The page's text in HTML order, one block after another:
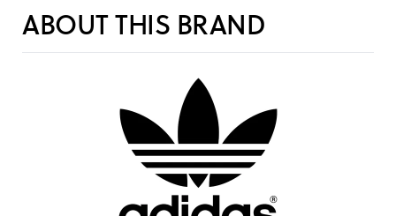
ABOUT THIS BRAND